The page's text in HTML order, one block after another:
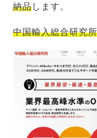
納品します。
中国輸入総合研究